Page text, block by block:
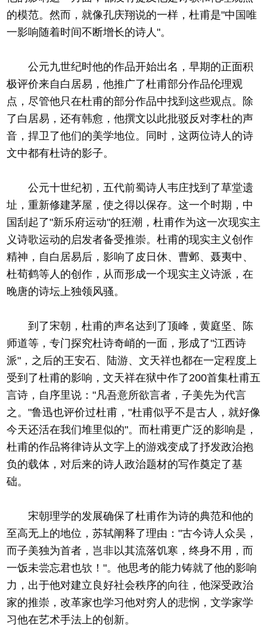
的模范。然而，就像孔庆翔说的一样，杜甫是"中国唯
一影响随着时间不断增长的诗人"。
公元九世纪时他的作品开始出名，早期的正面积
极评价来自白居易，他推广了杜甫部分作品伦理观
点，尽管他只在杜甫的部分作品中找到这些观点。除
了白居易，还有韩愈，他撰文以此批驳反对李杜的声
音，捍卫了他们的美学地位。同时，这两位诗人的诗
文中都有杜诗的影子。
公元十世纪初，五代前蜀诗人韦庄找到了草堂遗
址，重新修建茅屋，使之得以保存。这一个时期，中
国刮起了"新乐府运动"的狂潮，杜甫作为这一次现实主
义诗歌运动的启发者备受推崇。杜甫的现实主义创作
精神，自白居易后，影响了皮日休、曹邺、聂夷中、
杜荀鹤等人的创作，从而形成一个现实主义诗派，在
晚唐的诗坛上独领风骚。
到了宋朝，杜甫的声名达到了顶峰，黄庭坚、陈
师道等，专门探究杜诗奇峭的一面，形成了"江西诗
派"，之后的王安石、陆游、文天祥也都在一定程度上
受到了杜甫的影响，文天祥在狱中作了200首集杜甫五
言诗，自序里说："凡吾意所欲言者，子美先为代言
之。"鲁迅也评价过杜甫，"杜甫似乎不是古人，就好像
今天还活在我们堆里似的"。而杜甫更广泛的影响是，
杜甫的作品将律诗从文字上的游戏变成了抒发政治抱
负的载体，对后来的诗人政治题材的写作奠定了基
础。
宋朝理学的发展确保了杜甫作为诗的典范和他的
至高无上的地位，苏轼阐释了理由："古今诗人众吴，
而子美独为首者，岂非以其流落饥寒，终身不用，而
一饭未尝忘君也欤！"。他思考的能力铸就了他的影响
力，出于他对建立良好社会秩序的向往，他深受政治
家的推崇，改革家也学习他对穷人的悲悯，文学家学
习他在艺术手法上的创新。